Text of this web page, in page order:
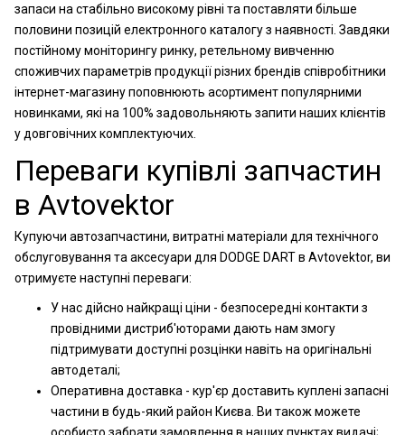
запаси на стабільно високому рівні та поставляти більше
половини позицій електронного каталогу з наявності. Завдяки
постійному моніторингу ринку, ретельному вивченню
споживчих параметрів продукції різних брендів співробітники
інтернет-магазину поповнюють асортимент популярними
новинками, які на 100% задовольняють запити наших клієнтів
у довговічних комплектуючих.
Переваги купівлі запчастин
в Avtovektor
Купуючи автозапчастини, витратні матеріали для технічного
обслуговування та аксесуари для DODGE DART в Avtovektor, ви
отримуєте наступні переваги:
У нас дійсно найкращі ціни - безпосередні контакти з
провідними дистриб'юторами дають нам змогу
підтримувати доступні розцінки навіть на оригінальні
автодеталі;
Оперативна доставка - кур'єр доставить куплені запасні
частини в будь-який район Києва. Ви також можете